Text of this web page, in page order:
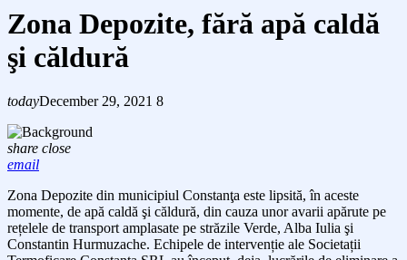
Zona Depozite, fără apă caldă
şi căldură
todayDecember 29, 2021 8
share close
email
Zona Depozite din municipiul Constanţa este lipsită, în aceste
momente, de apă caldă şi căldură, din cauza unoravarii apărute pe
rețelele de transport amplasate pe străzile Verde, Alba Iulia şi
Constantin Hurmuzache. Echipele de intervenție ale Societații